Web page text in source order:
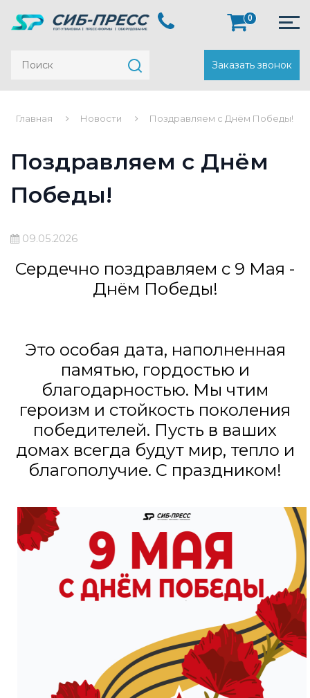
0
Заказать звонок
Главная Новости Поздравляем с Днём Победы!
Поздравляем с Днём
Победы!
09.05.2026
Сердечно поздравляем с 9 Мая -
Днём Победы!
Это особая дата, наполненная
памятью, гордостью и
благодарностью. Мы чтим
героизм и стойкость поколения
победителей. Пусть в ваших
домах всегда будут мир, тепло и
благополучие. С праздником!